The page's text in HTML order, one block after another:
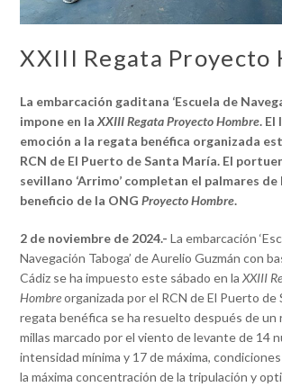
XXIII Regata Proyecto
La embarcación gaditana ‘Escuela de
impone en laXXIII Regata Proyecto Hombre. El
emoción a la regata benéfica organizada
RCN de El Puerto de Santa María. El
sevillano ‘Arrimo’ completan el palmares
beneficio de la ONGProyecto Hombre.
2 de noviembre de 2024.-La embarcación
Navegación Taboga’ de Aurelio Guzmán con
Cádiz se ha impuesto este sábado en laXXIII
Hombreorganizada por el RCN de El Puerto de
regata benéfica se ha resuelto después de un
millas marcado por el viento de levante de 14
intensidad mínima y 17 de máxima,
la máxima concentración de la tripulación y